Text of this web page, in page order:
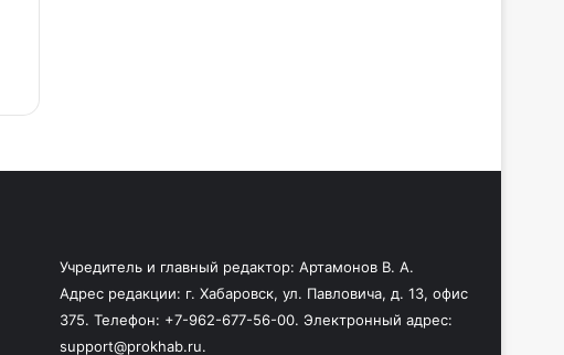
Учредитель и главный редактор: Артамонов В. А.
Адрес редакции: г. Хабаровск, ул. Павловича, д. 13, офис
375. Телефон: +7-962-677-56-00. Электронный адрес:
support@prokhab.ru.